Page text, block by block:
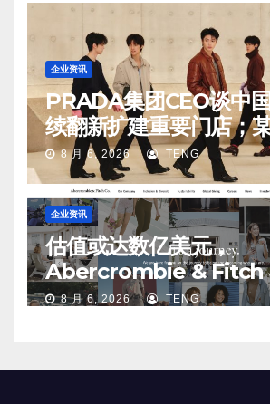
企业资讯
PRADA集团CEO谈中
续翻新扩建重要门店；
第二、第三店不再有价
8 月 6, 2026 TENG
企业资讯
估值或达数亿美元，
Abercrombie & Fitch
中国业务部分股权
8 月 6, 2026 TENG